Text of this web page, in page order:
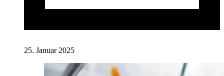
25. Januar 2025